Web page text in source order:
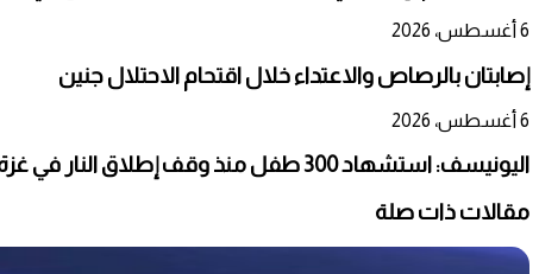
6 أغسطس، 2026
إصابتان بالرصاص والاعتداء خلال اقتحام الاحتلال جنين
6 أغسطس، 2026
اليونيسف: استشهاد 300 طفل منذ وقف إطلاق النار في غزة
مقالات ذات صلة